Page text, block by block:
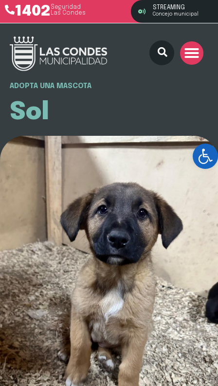
1402 Seguridad
Las Condes
STREAMING
Concejo municipal
ADOPTA UNA MASCOTA
Sol